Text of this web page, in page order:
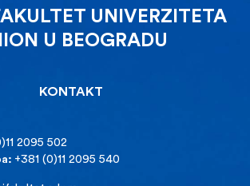
UNIVERZITETA
U BEOGRADU
KONTAKT
2095 502
+381 (0)11 2095 540